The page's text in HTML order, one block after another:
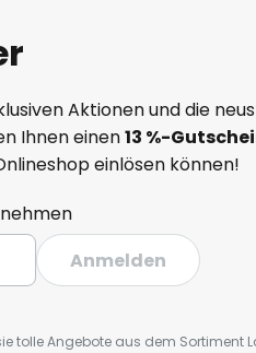
Aktionen und die
Ihnen einen13 %-
einlösen können!
Anmelden
tolle Angebote aus dem Sortiment